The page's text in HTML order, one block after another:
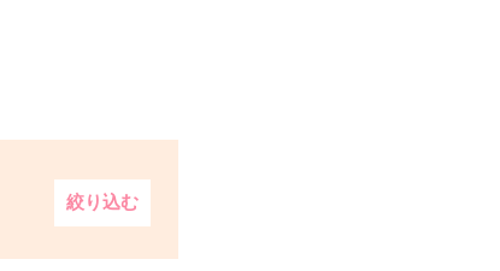
絞り込む